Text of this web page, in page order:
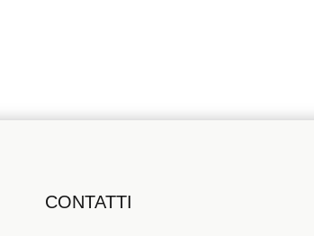
CONTATTI